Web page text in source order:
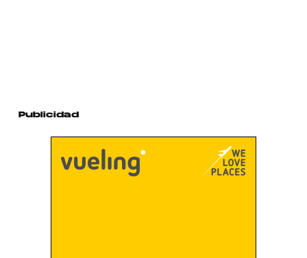
Publicidad